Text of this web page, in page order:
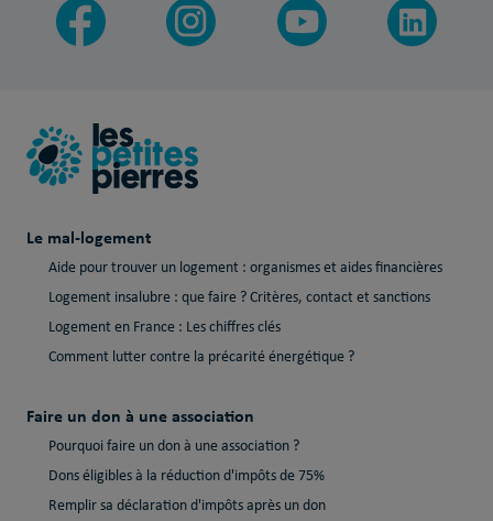
Le mal-logement
Aide pour trouver un logement : organismes et aides financières
Logement insalubre : que faire ? Critères, contact et sanctions
Logement en France : Les chiffres clés
Comment lutter contre la précarité énergétique ?
Faire un don à une association
Pourquoi faire un don à une association ?
Dons éligibles à la réduction d'impôts de 75%
Remplir sa déclaration d'impôts après un don